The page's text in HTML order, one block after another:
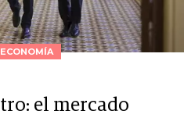
el mercado